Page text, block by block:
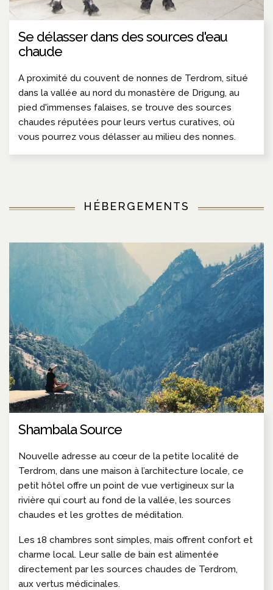
Se délasser dans des sources d'eau
chaude
A proximité du couvent de nonnes de Terdrom, situé
dans la vallée au nord du monastère de Drigung, au
pied d'immenses falaises, se trouve des sources
chaudes réputées pour leurs vertus curatives, où
vous pourrez vous délasser au milieu des nonnes.
HÉBERGEMENTS
Shambala Source
Nouvelle adresse au cœur de la petite localité de
Terdrom, dans une maison à l’architecture locale, ce
petit hôtel offre un point de vue vertigineux sur la
rivière qui court au fond de la vallée, les sources
chaudes et les grottes de méditation.
Les 18 chambres sont simples, mais offrent confort et
charme local. Leur salle de bain est alimentée
directement par les sources chaudes de Terdrom,
aux vertus médicinales.